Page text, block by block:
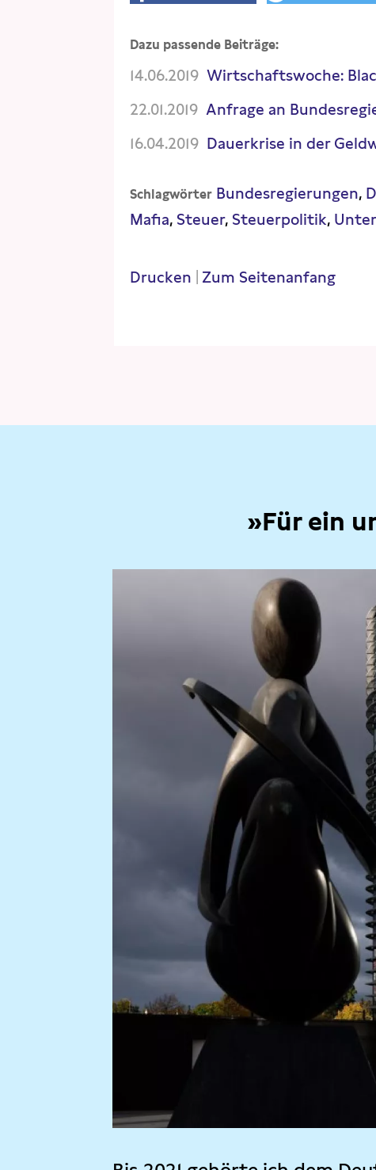
Dazu passende Beiträge:
14.06.2019 Wirtschaftswoche:
22.01.2019 Anfrage an
16.04.2019 Dauerkrise in der
Schlagwörter Bundesregierungen
Mafia Steuer Steuerpolitik
Drucken Zum Seitenanfang
»Für ein